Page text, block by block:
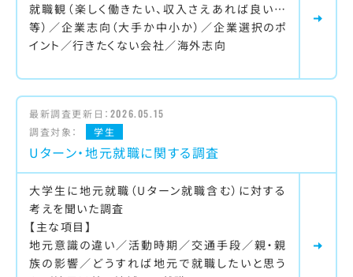
就職観（楽しく働きたい、収入さえあれば良い…
等）／企業志向（大手か中小か）／企業選択のポ
イント／行きたくない会社／海外志向
最新調査更新日： 2026.05.15
調査対象：
学生
Uターン・地元就職に関する調査
大学生に地元就職（Uターン就職含む）に対する
考えを聞いた調査
【主な項目】
地元意識の違い／活動時期／交通手段／親・親
族の影響／どうすれば地元で就職したいと思う